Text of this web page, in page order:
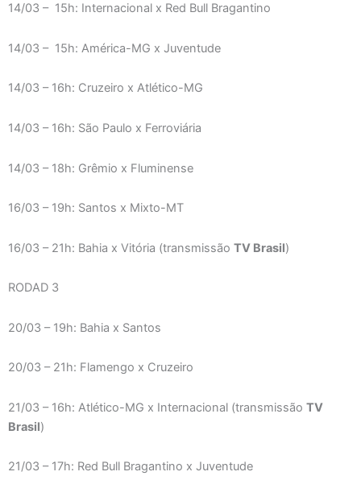
14/03 – 15h: Internacional x Red Bull Bragantino
14/03 – 15h: América-MG x Juventude
14/03 – 16h: Cruzeiro x Atlético-MG
14/03 – 16h: São Paulo x Ferroviária
14/03 – 18h: Grêmio x Fluminense
16/03 – 19h: Santos x Mixto-MT
16/03 – 21h: Bahia x Vitória (transmissão TV Brasil)
RODAD 3
20/03 – 19h: Bahia x Santos
20/03 – 21h: Flamengo x Cruzeiro
21/03 – 16h: Atlético-MG x Internacional (transmissão TV
Brasil)
21/03 – 17h: Red Bull Bragantino x Juventude